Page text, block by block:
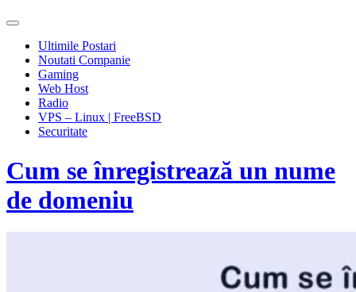
Toggle
search
field
Ultimile Postari
Noutati Companie
Gaming
Web Host
Radio
VPS – Linux | FreeBSD
Securitate
Cum se înregistrează un nume
de domeniu